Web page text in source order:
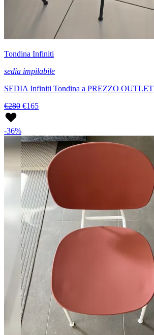
Tondina Infiniti
sedia impilabile
SEDIA Infiniti Tondina a PREZZO OUTLET
€280 €165
-36%